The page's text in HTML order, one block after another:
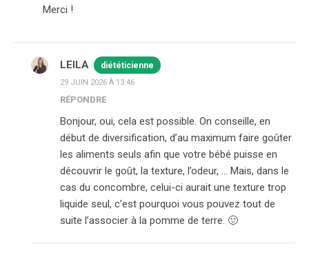
Merci !
LEILA diététicienne
29 JUIN 2026 À 13:46
RÉPONDRE
Bonjour, oui, cela est possible. On conseille, en
début de diversification, d’au maximum faire goûter
les aliments seuls afin que votre bébé puisse en
découvrir le goût, la texture, l’odeur, … Mais, dans le
cas du concombre, celui-ci aurait une texture trop
liquide seul, c’est pourquoi vous pouvez tout de
suite l’associer à la pomme de terre. 🙂